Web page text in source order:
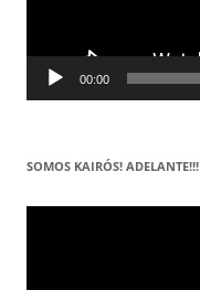
00:00
SOMOS KAIRÓS! ADELANTE!!!
Reproductor